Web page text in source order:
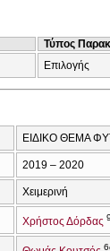
Τύπος
Επιλογής
ΕΙΔΙΚΟ ΘΕΜΑ
2019 – 2020
Χειμερινή
Χρήστος Δόρδας